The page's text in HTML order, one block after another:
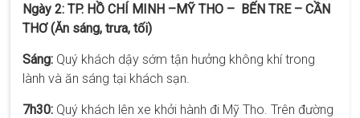
Ngày 2: TP. HỒ CHÍ MINH –MỸ THO – BẾN TRE – CẦN
THƠ (Ăn sáng, trưa, tối)
Sáng: Quý khách dậy sớm tận hưởng không khí trong
lành và ăn sáng tại khách sạn.
7h30: Quý khách lên xe khởi hành đi Mỹ Tho. Trên đường